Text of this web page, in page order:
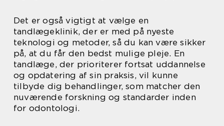
Det er også vigtigt at vælge en
tandlægeklinik, der er med på nyeste
teknologi og metoder, så du kan være sikker
på, at du får den bedst mulige pleje. En
tandlæge, der prioriterer fortsat uddannelse
og opdatering af sin praksis, vil kunne
tilbyde dig behandlinger, som matcher den
nuværende forskning og standarder inden
for odontologi.